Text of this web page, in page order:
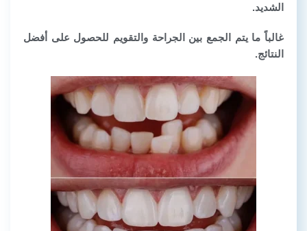
الشديد.
غالباً ما يتم الجمع بين الجراحة والتقويم للحصول على أفضل
النتائج.